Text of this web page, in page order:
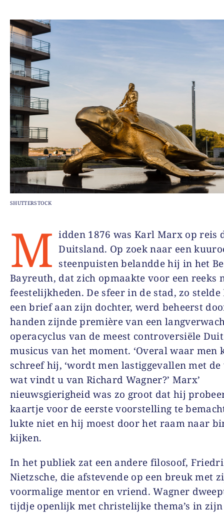
SHUTTERSTOCK
M idden 1876 was Karl Marx op reis
Duitsland. Op zoek naar een
steenpuisten belandde hij in het
Bayreuth, dat zich opmaakte voor een reeks
feestelijkheden. De sfeer in de stad, zo
een brief aan zijn dochter, werd beheerst
handen zijnde première van een
operacyclus van de meest controversiële
musicus van het moment. ‘Overal waar men
schreef hij, ‘wordt men lastiggevallen met de
wat vindt u van Richard Wagner?’ Marx’
nieuwsgierigheid was zo groot dat hij
kaartje voor de eerste voorstelling te
lukte niet en hij moest door het raam naar
kijken.
In het publiek zat een andere filosoof,
Nietzsche, die afstevende op een breuk met
voormalige mentor en vriend. Wagner
tijdje openlijk met christelijke thema’s in zijn